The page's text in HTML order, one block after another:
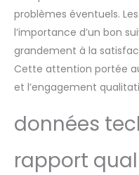
problèmes éventuels.
l’importance d’un bon
grandement à la
Cette attention portée
et l’engagement
données
rapport